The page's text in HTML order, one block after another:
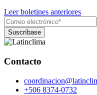
Leer boletines anteriores
Contacto
+506 8374-0732